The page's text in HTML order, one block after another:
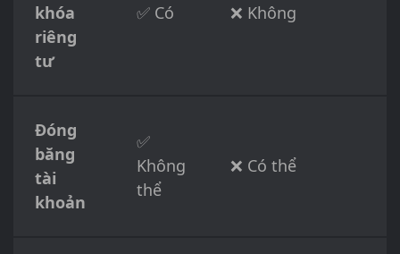
khóa
riêng
tư
✅ Có ❌ Không
Đóng
băng
tài
khoản
✅
Không
thể
❌ Có thể